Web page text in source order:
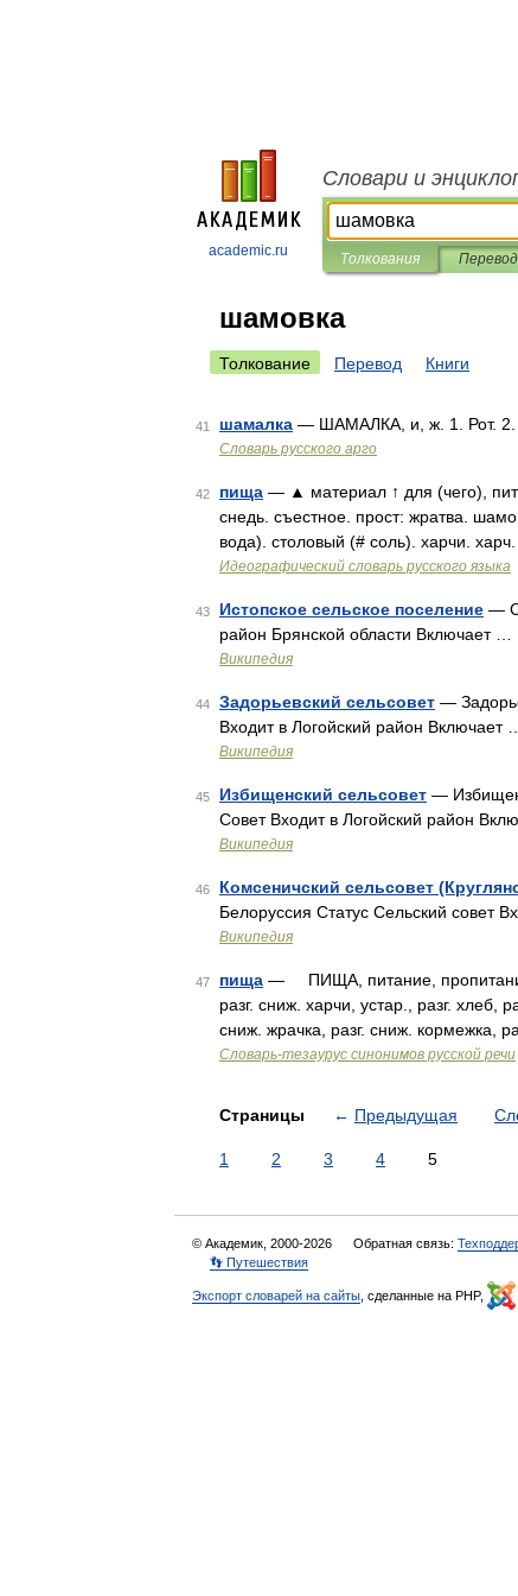
academic.ru
Словари и
Толкования
шамовка
Толкование Перевод Книги
41 шамалка — ШАМАЛКА, и, ж. 1. Рот. 2.
Словарь русского арго
42 пища — ▲ материал ↑ для (чего),
снедь. съестное. прост: жратва.
вода). столовый (# соль). харчи.
Идеографический словарь русского языка
43 Истопское сельское поселение —
район Брянской области Включает …
Википедия
44 Задорьевский сельсовет —
Входит в Логойский район Включает …
Википедия
45 Избищенский сельсовет —
Совет Входит в Логойский район
Википедия
46 Комсеничский сельсовет
Белоруссия Статус Сельский совет
Википедия
47 пища — ПИЩА, питание, пропитание,
разг. сниж. харчи, устар., разг. хлеб,
сниж. жрачка, разг. сниж. кормежка,
Словарь-тезаурус синонимов русской речи
Страницы ← Предыдущая
1 2 3 4 5
© Академик, 2000-2026 Обратная связь:
👣 Путешествия
Экспорт словарей на сайты , сделанные на PHP,